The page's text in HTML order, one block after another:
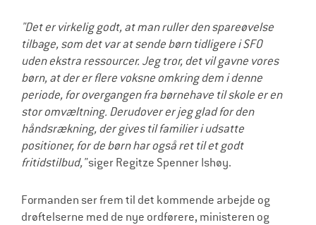
"Det er virkelig godt, at man ruller den spareøvelse
tilbage, som det var at sende børn tidligere i SFO
uden ekstra ressourcer. Jeg tror, det vil gavne vores
børn, at der er flere voksne omkring dem i denne
periode, for overgangen fra børnehave til skole er en
stor omvæltning. Derudover er jeg glad for den
håndsrækning, der gives til familier i udsatte
positioner, for de børn har også ret til et godt
fritidstilbud,"siger Regitze Spenner Ishøy.
Formanden ser frem til det kommende arbejde og
drøftelserne med de nye ordførere, ministeren og